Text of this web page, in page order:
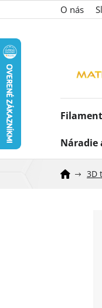
na
O nás
Náradie
3D